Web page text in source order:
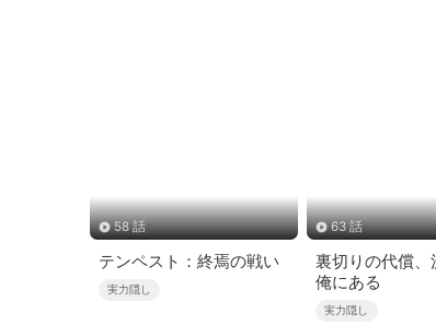
58 話
テンペスト：終焉の戦い
実力隠し
63 話
裏切りの代償、
俺にある
実力隠し